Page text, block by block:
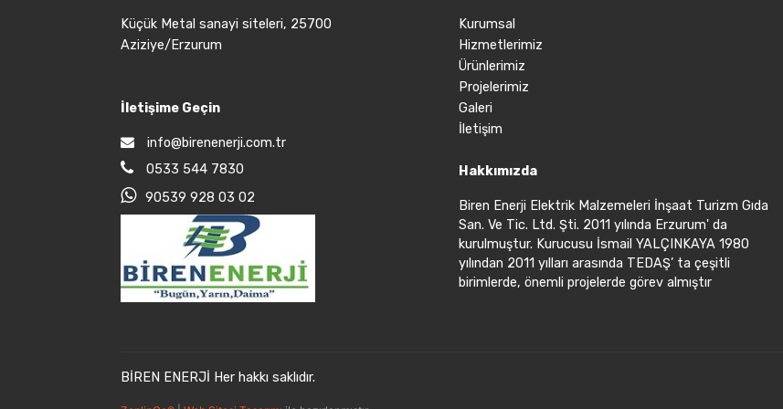
Küçük Metal sanayi siteleri, 25700
Aziziye/Erzurum
İletişime Geçin
info@birenenerji.com.tr
0533 544 7830
90539 928 03 02
Kurumsal
Hizmetlerimiz
Ürünlerimiz
Projelerimiz
Galeri
İletişim
Hakkımızda
Biren Enerji Elektrik Malzemeleri İnşaat Turizm Gıda
San. Ve Tic. Ltd. Şti. 2011 yılında Erzurum' da
kurulmuştur. Kurucusu İsmail YALÇINKAYA 1980
yılından 2011 yılları arasında TEDAŞ’ ta çeşitli
birimlerde, önemli projelerde görev almıştır
BİREN ENERJİ Her hakkı saklıdır.